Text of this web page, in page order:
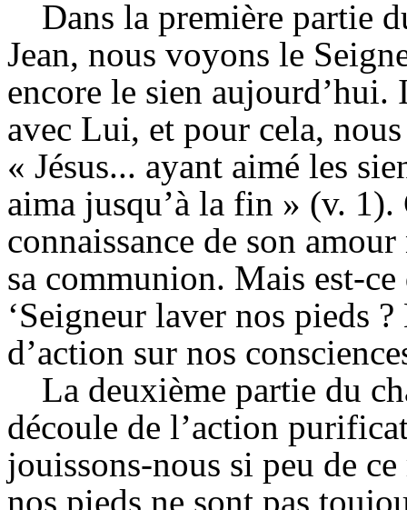
Dans la première partie
Jean, nous voyons le
encore le sien
avec Lui, et pour cela,
« Jésus... ayant aimé les
aima jusqu’à la fin » (v. 1).
connaissance de son
sa communion. Mais est-
‘Seigneur laver nos pieds
d’action sur nos
La deuxième partie du
découle de l’action
jouissons-nous si peu de
nos pieds ne sont pas